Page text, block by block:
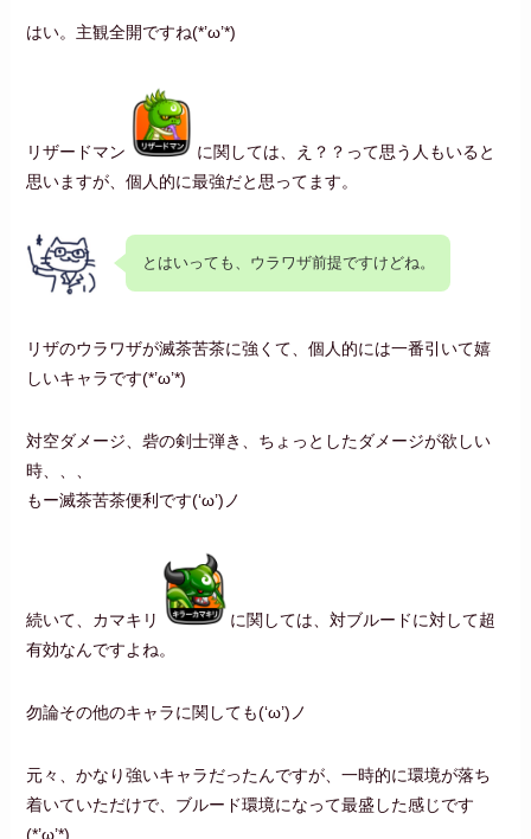
はい。主観全開ですね(*’ω’*)
リザードマン
に関しては、え？？って思う人もいると
思いますが、個人的に最強だと思ってます。
とはいっても、ウラワザ前提ですけどね。
リザのウラワザが滅茶苦茶に強くて、個人的には一番引いて嬉
しいキャラです(*’ω’*)
対空ダメージ、砦の剣士弾き、ちょっとしたダメージが欲しい
時、、、
もー滅茶苦茶便利です(‘ω’)ノ
続いて、カマキリ
に関しては、対ブルードに対して超
有効なんですよね。
勿論その他のキャラに関しても(‘ω’)ノ
元々、かなり強いキャラだったんですが、一時的に環境が落ち
着いていただけで、ブルード環境になって最盛した感じです
(*’ω’*)